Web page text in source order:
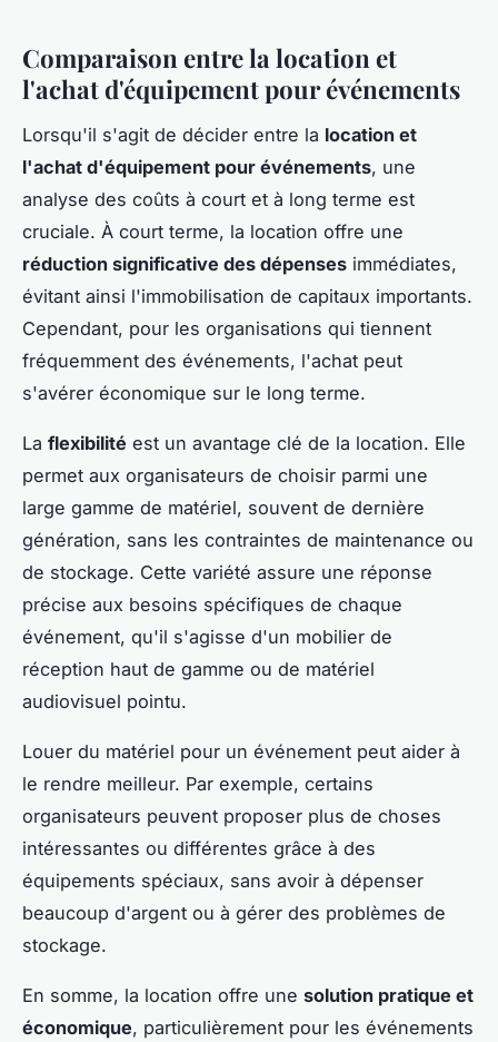
Comparaison entre la location et
l'achat d'équipement pour événements
Lorsqu'il s'agit de décider entre la location et
l'achat d'équipement pour événements, une
analyse des coûts à court et à long terme est
cruciale. À court terme, la location offre une
réduction significative des dépenses immédiates,
évitant ainsi l'immobilisation de capitaux importants.
Cependant, pour les organisations qui tiennent
fréquemment des événements, l'achat peut
s'avérer économique sur le long terme.
La flexibilité est un avantage clé de la location. Elle
permet aux organisateurs de choisir parmi une
large gamme de matériel, souvent de dernière
génération, sans les contraintes de maintenance ou
de stockage. Cette variété assure une réponse
précise aux besoins spécifiques de chaque
événement, qu'il s'agisse d'un mobilier de
réception haut de gamme ou de matériel
audiovisuel pointu.
Louer du matériel pour un événement peut aider à
le rendre meilleur. Par exemple, certains
organisateurs peuvent proposer plus de choses
intéressantes ou différentes grâce à des
équipements spéciaux, sans avoir à dépenser
beaucoup d'argent ou à gérer des problèmes de
stockage.
En somme, la location offre une solution pratique et
économique, particulièrement pour les événements